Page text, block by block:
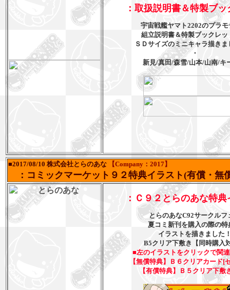
：取扱説明書＆特製ブ
宇宙戦艦ヤマト2202のプラ
組立説明書＆特製ブックレッ
ＳＤサイズのミニキャラ描きま
・
新見/真田/森雪/山本/山南/キ
■2017/08/10 株式会社とらのあな 【Company：2017】
：コミックマーケット９２特典イラスト(有償・無
：Ｃ９２とらのあな特
とらのあなC92サークルフ
夏コミ新刊を購入の際の特
イラストを描きました
B5クリア下敷き【同時購入
■左のイラストをクリックで関
【無償特典】Ｂ６クリアカード[
【有償特典】Ｂ５クリア下敷